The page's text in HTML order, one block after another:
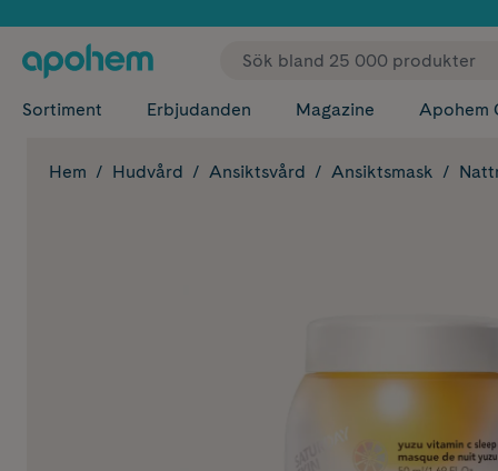
✓ Fri
Sortiment Erbjudanden Magazine Apohem
Hem Hudvård Ansiktsvård Ansiktsmask